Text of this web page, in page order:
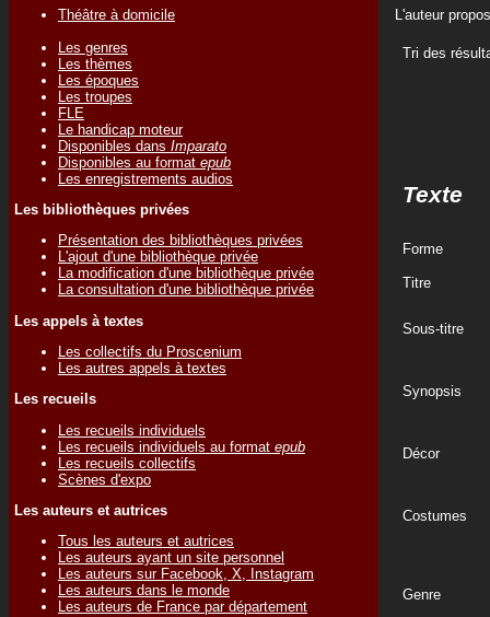
Théâtre à domicile
Les genres
Les thèmes
Les époques
Les troupes
FLE
Le handicap moteur
Disponibles dans Imparato
Disponibles au format epub
Les enregistrements audios
Les bibliothèques privées
Présentation des bibliothèques privées
L'ajout d'une bibliothèque privée
La modification d'une bibliothèque privée
La consultation d'une bibliothèque privée
Les appels à textes
Les collectifs du Proscenium
Les autres appels à textes
Les recueils
Les recueils individuels
Les recueils individuels au format epub
Les recueils collectifs
Scènes d'expo
Les auteurs et autrices
Tous les auteurs et autrices
Les auteurs ayant un site personnel
Les auteurs sur Facebook, X, Instagram
Les auteurs dans le monde
Les auteurs de France par département
L'auteur
Tri des
Texte
Forme
Titre
Sous-titre
Synopsis
Décor
Costumes
Genre